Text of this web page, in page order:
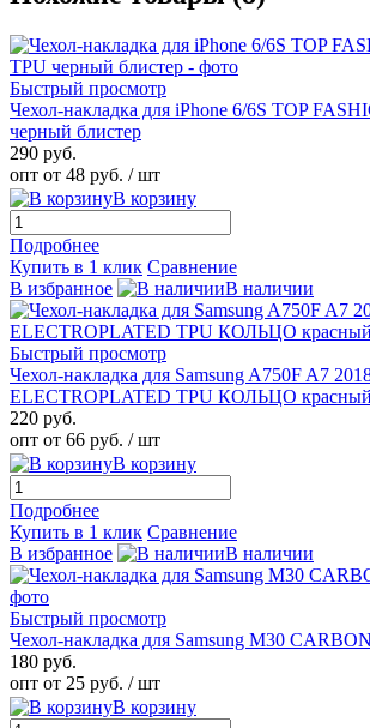
Быстрый просмотр
Чехол-накладка для iPhone 6/6S TOP
черный блистер
290 руб.
опт от 48 руб. / шт
В корзину
Подробнее
Купить в 1 клик Сравнение
В избранное
В наличии
Быстрый просмотр
Чехол-накладка для Samsung A750F A7
ELECTROPLATED TPU КОЛЬЦО красный
220 руб.
опт от 66 руб. / шт
В корзину
Подробнее
Купить в 1 клик Сравнение
В избранное
В наличии
Быстрый просмотр
Чехол-накладка для Samsung M30
180 руб.
опт от 25 руб. / шт
В корзину